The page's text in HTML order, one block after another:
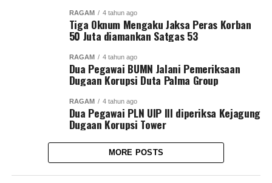
RAGAM 4 tahun ago
Tiga Oknum Mengaku Jaksa Peras Korban
50 Juta diamankan Satgas 53
RAGAM 4 tahun ago
Dua Pegawai BUMN Jalani Pemeriksaan
Dugaan Korupsi Duta Palma Group
RAGAM 4 tahun ago
Dua Pegawai PLN UIP lll diperiksa Kejagung
Dugaan Korupsi Tower
MORE POSTS